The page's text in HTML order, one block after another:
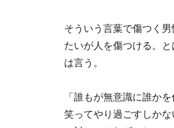
そういう言葉で傷つく
たいが人を傷つける。
は言う。
「誰もが無意識に誰か
笑ってやり過ごすしか